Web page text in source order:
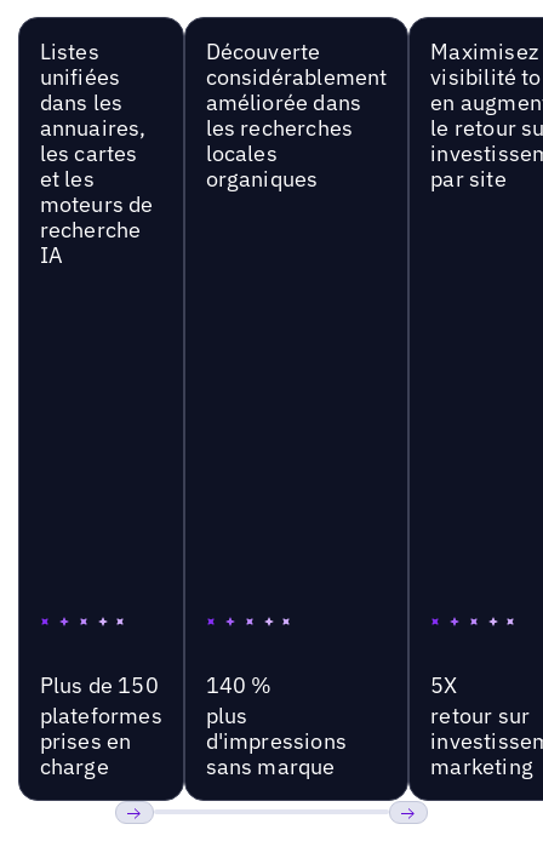
Listes
unifiées
dans les
annuaires,
les cartes
et les
moteurs de
recherche
IA
Plus de 150
plateformes
prises en
charge
Découverte
considérablement
améliorée dans
les recherches
locales
organiques
140 %
plus
d'impressions
sans marque
Maximisez
visibilité
en
le retour
par site
5X
retour sur
marketing